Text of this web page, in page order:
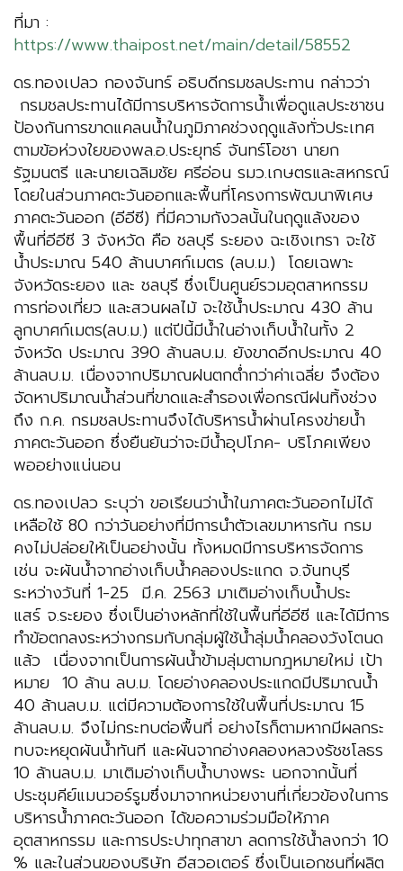
ที่มา :
https://www.thaipost.net/main/detail/58552
ดร.ทองเปลว กองจันทร์ อธิบดีกรมชลประทาน กล่าวว่า
กรมชลประทานได้มีการบริหารจัดการน้ำเพื่อดูแลประชาชน
ป้องกันการขาดแคลนน้ำในภูมิภาคช่วงฤดูแล้งทั่วประเทศ
ตามข้อห่วงใยของพล.อ.ประยุทธ์ จันทร์โอชา นายก
รัฐมนตรี และนายเฉลิมชัย ศรีอ่อน รมว.เกษตรและสหกรณ์
โดยในส่วนภาคตะวันออกและพื้นที่โครงการพัฒนาพิเศษ
ภาคตะวันออก (อีอีซี) ที่มีความกังวลนั้นในฤดูแล้งของ
พื้นที่อีอีซี 3 จังหวัด คือ ชลบุรี ระยอง ฉะเชิงเทรา จะใช้
น้ำประมาณ 540 ล้านบาศก์เมตร (ลบ.ม.) โดยเฉพาะ
จังหวัดระยอง และ ชลบุรี ซึ่งเป็นศูนย์รวมอุตสาหกรรม
การท่องเที่ยว และสวนผลไม้ จะใช้น้ำประมาณ 430 ล้าน
ลูกบาศก์เมตร(ลบ.ม.) แต่ปีนี้มีน้ำในอ่างเก็บน้ำในทั้ง 2
จังหวัด ประมาณ 390 ล้านลบ.ม. ยังขาดอีกประมาณ 40
ล้านลบ.ม. เนื่องจากปริมาณฝนตกต่ำกว่าค่าเฉลี่ย จึงต้อง
จัดหาปริมาณน้ำส่วนที่ขาดและสำรองเพื่อกรณีฝนทิ้งช่วง
ถึง ก.ค. กรมชลประทานจึงได้บริหารน้ำผ่านโครงข่ายน้ำ
ภาคตะวันออก ซึ่งยืนยันว่าจะมีน้ำอุปโภค- บริโภคเพียง
พออย่างแน่นอน
ดร.ทองเปลว ระบุว่า ขอเรียนว่าน้ำในภาคตะวันออกไม่ได้
เหลือใช้ 80 กว่าวันอย่างที่มีการนำตัวเลขมาหารกัน กรม
คงไม่ปล่อยให้เป็นอย่างนั้น ทั้งหมดมีการบริหารจัดการ
เช่น จะผันน้ำจากอ่างเก็บน้ำคลองประแกด จ.จันทบุรี
ระหว่างวันที่ 1-25 มี.ค. 2563 มาเติมอ่างเก็บน้ำประ
แสร์ จ.ระยอง ซึ่งเป็นอ่างหลักที่ใช้ในพื้นที่อีอีซี และได้มีการ
ทำข้อตกลงระหว่างกรมกับกลุ่มผู้ใช้น้ำลุ่มน้ำคลองวังโตนด
แล้ว เนื่องจากเป็นการผันน้ำข้ามลุ่มตามกฎหมายใหม่ เป้า
หมาย 10 ล้าน ลบ.ม. โดยอ่างคลองประแกดมีปริมาณน้ำ
40 ล้านลบ.ม. แต่มีความต้องการใช้ในพื้นที่ประมาณ 15
ล้านลบ.ม. จึงไม่กระทบต่อพื้นที่ อย่างไรก็ตามหากมีผลกระ
ทบจะหยุดผันน้ำทันที และผันจากอ่างคลองหลวงรัชชโลธร
10 ล้านลบ.ม. มาเติมอ่างเก็บน้ำบางพระ นอกจากนั้นที่
ประชุมคีย์แมนวอร์รูมซึ่งมาจากหน่วยงานที่เกี่ยวข้องในการ
บริหารน้ำภาคตะวันออก ได้ขอความร่วมมือให้ภาค
อุตสาหกรรม และการประปาทุกสาขา ลดการใช้น้ำลงกว่า 10
% และในส่วนของบริษัท อีสวอเตอร์ ซึ่งเป็นเอกชนที่ผลิต